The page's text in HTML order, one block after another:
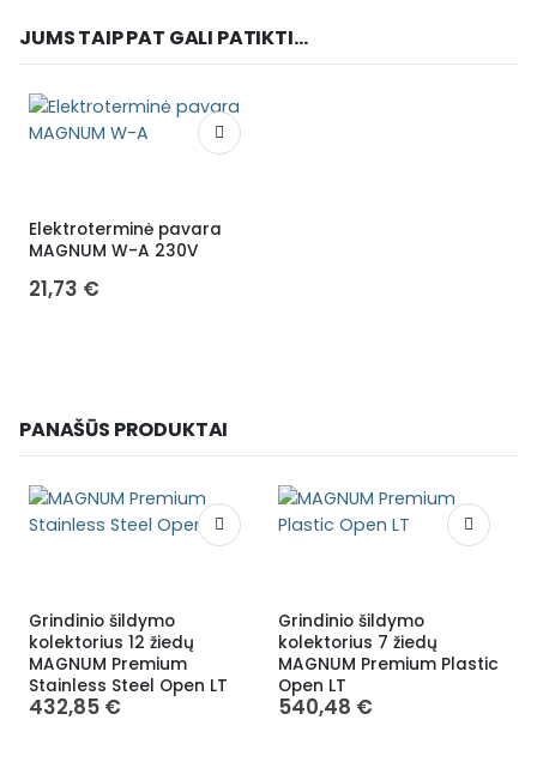
JUMS TAIP PAT GALI PATIKTI...
Elektroterminė pavara
MAGNUM W-A 230V
21,73 €
PANAŠŪS PRODUKTAI
Grindinio šildymo
kolektorius 12 žiedų
MAGNUM Premium
Stainless Steel Open LT
432,85 €
Grindinio šildymo
kolektorius 7 žiedų
MAGNUM Premium Plastic
Open LT
540,48 €